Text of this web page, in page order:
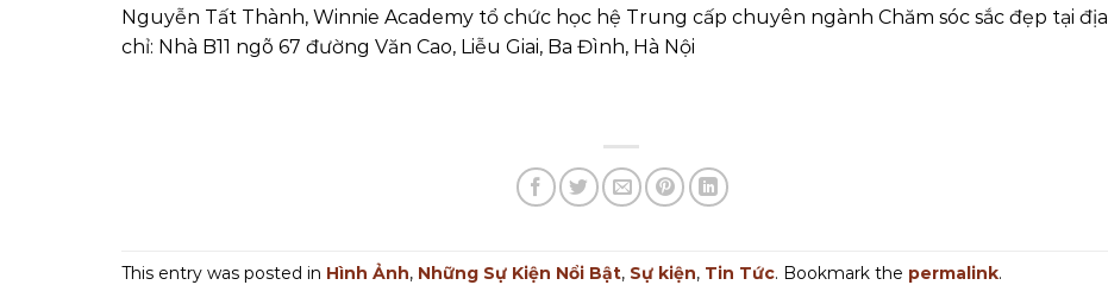
Nguyễn Tất Thành, Winnie Academy tổ chức học hệ Trung cấp chuyên ngành Chăm sóc sắc đẹp tại địa
chỉ: Nhà B11 ngõ 67 đường Văn Cao, Liễu Giai, Ba Đình, Hà Nội
This entry was posted in Hình Ảnh, Những Sự Kiện Nổi Bật, Sự kiện, Tin Tức. Bookmark the permalink.